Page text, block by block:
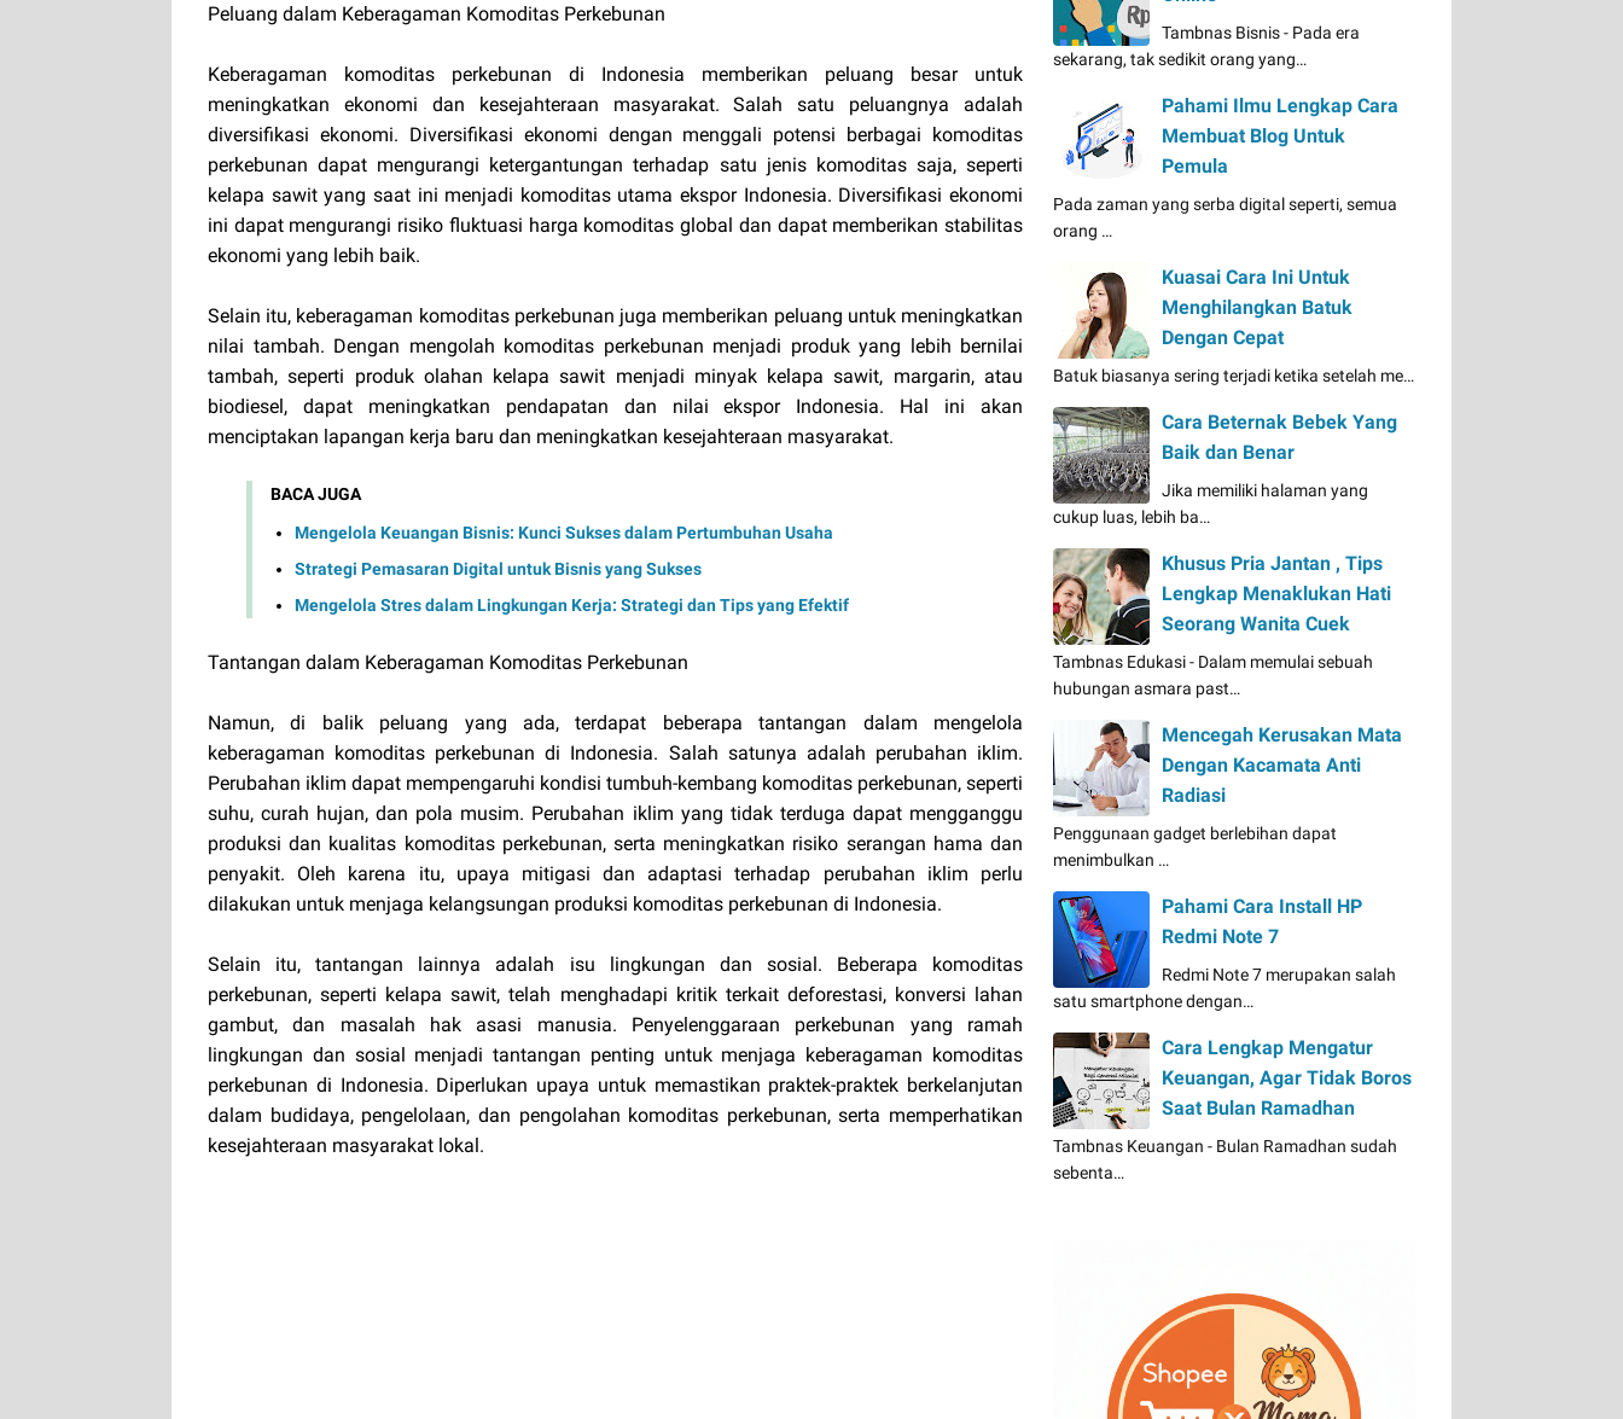
Peluang dalam Keberagaman Komoditas Perkebunan
Keberagaman komoditas perkebunan di Indonesia memberikan peluang besar untuk
meningkatkan ekonomi dan kesejahteraan masyarakat. Salah satu peluangnya adalah
diversifikasi ekonomi. Diversifikasi ekonomi dengan menggali potensi berbagai komoditas
perkebunan dapat mengurangi ketergantungan terhadap satu jenis komoditas saja, seperti
kelapa sawit yang saat ini menjadi komoditas utama ekspor Indonesia. Diversifikasi ekonomi
ini dapat mengurangi risiko fluktuasi harga komoditas global dan dapat memberikan stabilitas
ekonomi yang lebih baik.
Selain itu, keberagaman komoditas perkebunan juga memberikan peluang untuk meningkatkan
nilai tambah. Dengan mengolah komoditas perkebunan menjadi produk yang lebih bernilai
tambah, seperti produk olahan kelapa sawit menjadi minyak kelapa sawit, margarin, atau
biodiesel, dapat meningkatkan pendapatan dan nilai ekspor Indonesia. Hal ini akan
menciptakan lapangan kerja baru dan meningkatkan kesejahteraan masyarakat.
BACA JUGA
Mengelola Keuangan Bisnis: Kunci Sukses dalam Pertumbuhan Usaha
Strategi Pemasaran Digital untuk Bisnis yang Sukses
Mengelola Stres dalam Lingkungan Kerja: Strategi dan Tips yang Efektif
Tantangan dalam Keberagaman Komoditas Perkebunan
Namun, di balik peluang yang ada, terdapat beberapa tantangan dalam mengelola
keberagaman komoditas perkebunan di Indonesia. Salah satunya adalah perubahan iklim.
Perubahan iklim dapat mempengaruhi kondisi tumbuh-kembang komoditas perkebunan, seperti
suhu, curah hujan, dan pola musim. Perubahan iklim yang tidak terduga dapat mengganggu
produksi dan kualitas komoditas perkebunan, serta meningkatkan risiko serangan hama dan
penyakit. Oleh karena itu, upaya mitigasi dan adaptasi terhadap perubahan iklim perlu
dilakukan untuk menjaga kelangsungan produksi komoditas perkebunan di Indonesia.
Selain itu, tantangan lainnya adalah isu lingkungan dan sosial. Beberapa komoditas
perkebunan, seperti kelapa sawit, telah menghadapi kritik terkait deforestasi, konversi lahan
gambut, dan masalah hak asasi manusia. Penyelenggaraan perkebunan yang ramah
lingkungan dan sosial menjadi tantangan penting untuk menjaga keberagaman komoditas
perkebunan di Indonesia. Diperlukan upaya untuk memastikan praktek-praktek berkelanjutan
dalam budidaya, pengelolaan, dan pengolahan komoditas perkebunan, serta memperhatikan
kesejahteraan masyarakat lokal.
Tambnas Bisnis - Pada era
sekarang, tak sedikit orang yang…
Pahami Ilmu Lengkap Cara
Membuat Blog Untuk
Pemula
Pada zaman yang serba digital seperti, semua
orang …
Kuasai Cara Ini Untuk
Menghilangkan Batuk
Dengan Cepat
Batuk biasanya sering terjadi ketika setelah me…
Cara Beternak Bebek Yang
Baik dan Benar
Jika memiliki halaman yang
cukup luas, lebih ba…
Khusus Pria Jantan , Tips
Lengkap Menaklukan Hati
Seorang Wanita Cuek
Tambnas Edukasi - Dalam memulai sebuah
hubungan asmara past…
Mencegah Kerusakan Mata
Dengan Kacamata Anti
Radiasi
Penggunaan gadget berlebihan dapat
menimbulkan …
Pahami Cara Install HP
Redmi Note 7
Redmi Note 7 merupakan salah
satu smartphone dengan…
Cara Lengkap Mengatur
Keuangan, Agar Tidak Boros
Saat Bulan Ramadhan
Tambnas Keuangan - Bulan Ramadhan sudah
sebenta…